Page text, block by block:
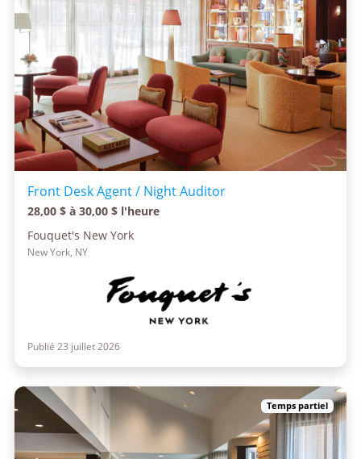
Front Desk Agent / Night Auditor
28,00 $ à 30,00 $ l'heure
Fouquet's New York
New York, NY
Publié 23 juillet 2026
Temps partiel